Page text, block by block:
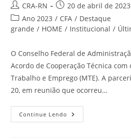
Autor
do
post:
CRA-RN
Post
publicado:
20 de abril de 2023
Categoria
do
Ano 2023 / CFA / Destaque
grande / HOME / Institucional /
O Conselho Federal de
Acordo de Cooperação Técnica
Trabalho e Emprego (MTE). A
20, em reunião que ocorreu…
Continue Lendo Parceria
Do